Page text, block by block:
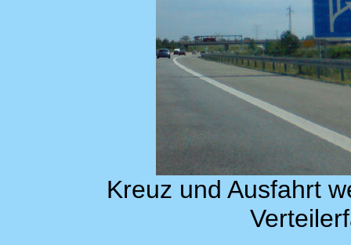
Kreuz und Ausfahrt